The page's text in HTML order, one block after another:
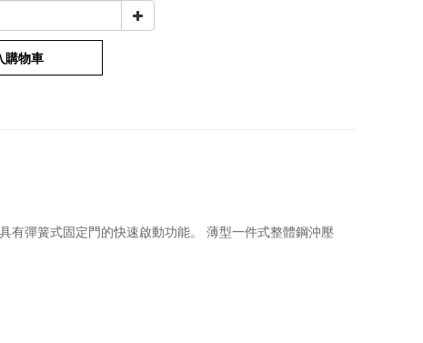
購物車
有彈簧式固定門的快速啟動功能。 薄型一件式整體鋼沖壓